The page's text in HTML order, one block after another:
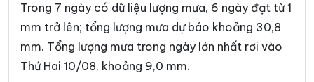
Phường Diên Hồng Phường Đông Hòa
Phường Đông Hưng Thuận Phường Đức Nhuận
Phường Gia Định
Trong 7 ngày có dữ liệu lượng mưa, 6 ngày đạt từ 1
mm trở lên; tổng lượng mưa dự báo khoảng 30,8
mm. Tổng lượng mưa trong ngày lớn nhất rơi vào
Thứ Hai 10/08, khoảng 9,0 mm.